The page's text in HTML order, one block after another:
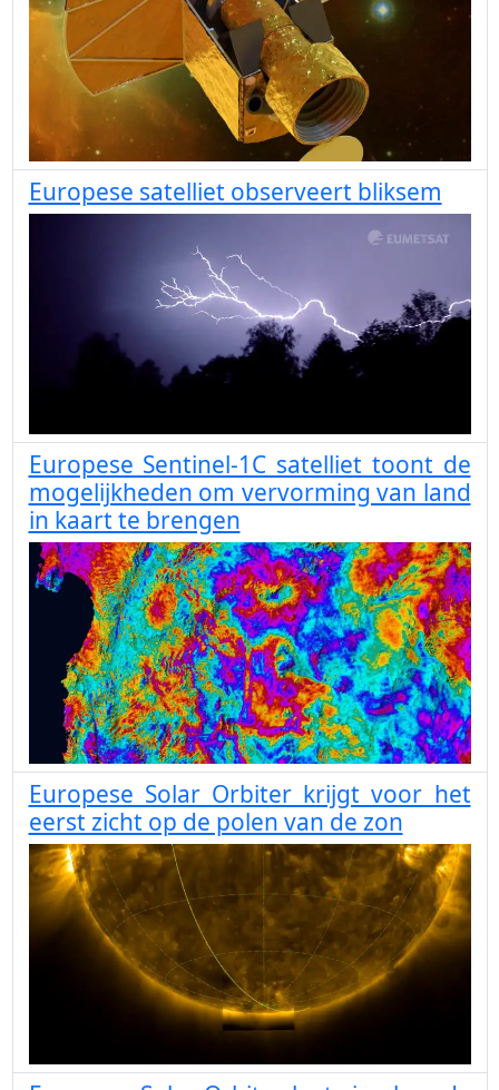
Europese satelliet observeert bliksem
Europese Sentinel-1C satelliet toont de
mogelijkheden om vervorming van land
in kaart te brengen
Europese Solar Orbiter krijgt voor het
eerst zicht op de polen van de zon